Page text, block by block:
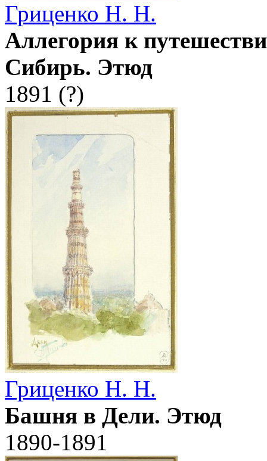
Гриценко Н. Н.
Аллегория к
Сибирь. Этюд
1891 (?)
Гриценко Н. Н.
Башня в Дели. Этюд
1890-1891